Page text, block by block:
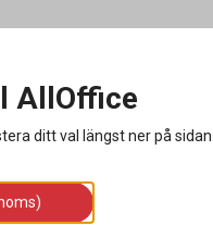
AllOffice
ditt val längst ner på